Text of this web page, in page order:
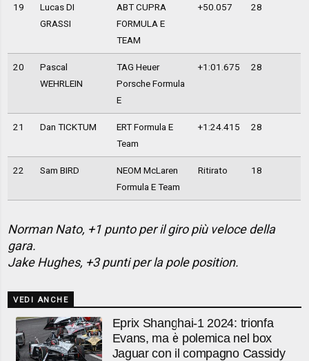
19
Lucas DI
GRASSI
ABT CUPRA
FORMULA E
TEAM
+50.057 28
20
Pascal
WEHRLEIN
TAG Heuer
Porsche Formula
E
+1:01.675 28
21 Dan TICKTUM
ERT Formula E
Team
+1:24.415 28
22 Sam BIRD
NEOM McLaren
Formula E Team
Ritirato 18
Norman Nato, +1 punto per il giro più veloce della
gara.
Jake Hughes, +3 punti per la pole position.
VEDI ANCHE
Eprix Shanghai-1 2024: trionfa
Evans, ma è polemica nel box
Jaguar con il compagno Cassidy